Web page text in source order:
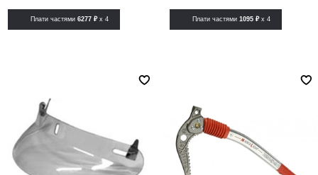
Плати частями6277 ₽ x 4 Плати частями 1095 ₽ x 4